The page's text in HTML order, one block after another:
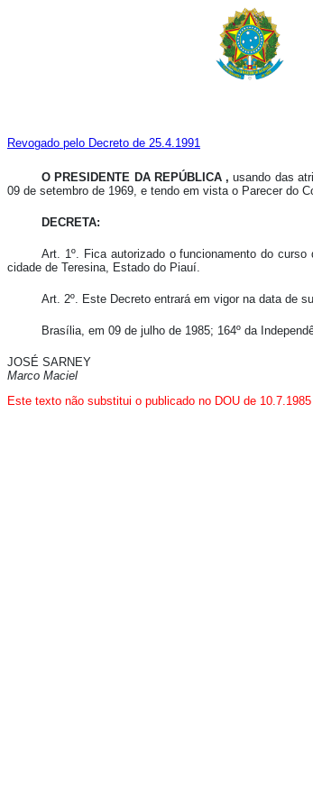
Revogado pelo Decreto de 25.4.1991
O PRESIDENTE DA REPÚBLICA , usando das
09 de setembro de 1969, e tendo em vista o Parecer do
DECRETA:
Art. 1º. Fica autorizado o funcionamento do
cidade de Teresina, Estado do Piauí.
Art. 2º. Este Decreto entrará em vigor na data de
Brasília, em 09 de julho de 1985; 164º da
JOSÉ SARNEY
Marco Maciel
Este texto não substitui o publicado no DOU de 10.7.1985